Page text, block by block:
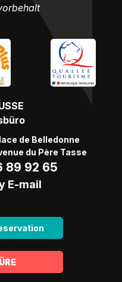
de Belledonne
du Père Tasse
89 92 65
E-mail